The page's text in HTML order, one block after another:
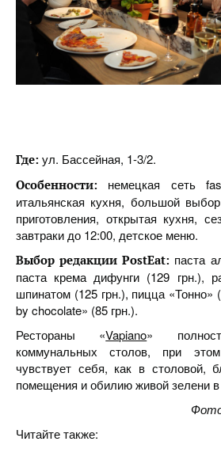
Где: ул. Бассейная, 1-3/2.
Особенности: немецкая сеть
итальянская кухня, большой
приготовления, открытая кухня,
завтраки до 12:00, детское меню.
Выбор редакции PostEat: паста
паста крема дифунги (129 грн.),
шпинатом (125 грн.), пицца «Тонно»
by chocolate» (85 грн.).
Рестораны «Vapiano»
коммунальных столов, при
чувствует себя, как в столовой,
помещения и обилию живой зелени в
Читайте также: